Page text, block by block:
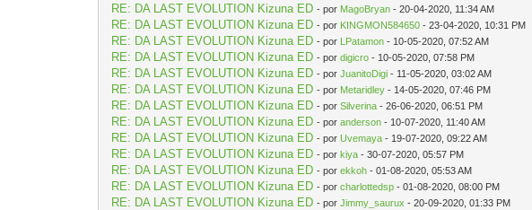
RE: DA LAST EVOLUTION Kizuna ED - por MagoBryan - 20-04-2020, 11:34 AM
RE: DA LAST EVOLUTION Kizuna ED - por KINGMON584650 - 23-04-2020, 10:31 PM
RE: DA LAST EVOLUTION Kizuna ED - por LPatamon - 10-05-2020, 07:52 AM
RE: DA LAST EVOLUTION Kizuna ED - pordigicro - 10-05-2020, 07:58 PM
RE: DA LAST EVOLUTION Kizuna ED - porJuanitoDigi - 11-05-2020, 03:02 AM
RE: DA LAST EVOLUTION Kizuna ED - por Metaridley - 14-05-2020, 07:46 PM
RE: DA LAST EVOLUTION Kizuna ED - porSilverina - 26-06-2020, 06:51 PM
RE: DA LAST EVOLUTION Kizuna ED - poranderson - 10-07-2020, 11:40 AM
RE: DA LAST EVOLUTION Kizuna ED - porUvemaya - 19-07-2020, 09:22 AM
RE: DA LAST EVOLUTION Kizuna ED - porkiya - 30-07-2020, 05:57 PM
RE: DA LAST EVOLUTION Kizuna ED - porekkoh - 01-08-2020, 05:53 AM
RE: DA LAST EVOLUTION Kizuna ED - porcharlottedsp - 01-08-2020, 08:00 PM
RE: DA LAST EVOLUTION Kizuna ED - porJimmy_saurux - 20-09-2020, 01:33 PM